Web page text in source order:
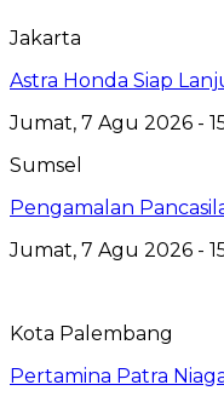
Jakarta
Astra Honda Siap
Jumat, 7 Agu 2026 -
Sumsel
Pengamalan
Jumat, 7 Agu 2026 -
Kota Palembang
Pertamina Patra